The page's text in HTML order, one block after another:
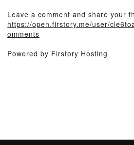
Leave a comment and share your
https://open.firstory.me/user/
omments
Powered by Firstory Hosting